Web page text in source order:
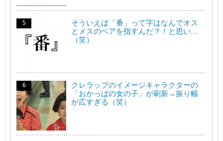
そういえば「番」って字はなんでオス
とメスのペアを指すんだ？！と思い…
（笑）
クレラップのイメージキャラクターの
「おかっぱの女の子」が刷新→振り幅
が広すぎる（笑）